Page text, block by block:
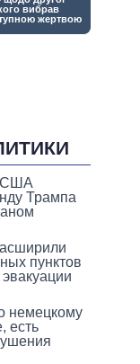
США
Трампа
пунктов
немецкому
есть